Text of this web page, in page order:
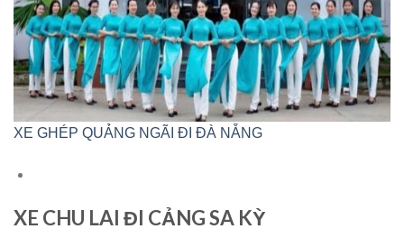
XE GHÉP QUẢNG NGÃI ĐI ĐÀ NẴNG
XE CHU LAI ĐI CẢNG SA KỲ